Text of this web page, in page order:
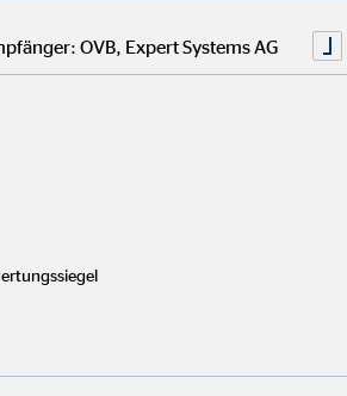
OVB, Expert Systems AG